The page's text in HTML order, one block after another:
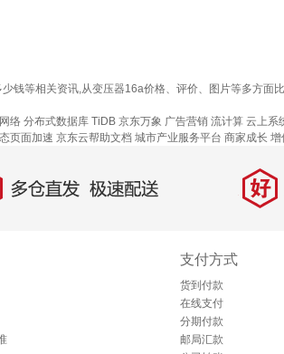
钱等相关资讯,从变压器16a价格、评价、图片等多方
络 分布式数据库 TiDB 京东万象 广告营销 流计算 云上系
页面加速 京东云帮助文档 城市产业服务平台 商家成长 增
仓直发，极速配送 好
支付方式
货到付款
在线支付
分期付款
邮局汇款